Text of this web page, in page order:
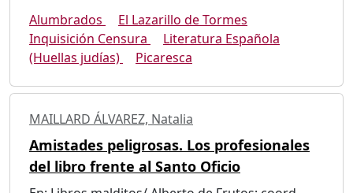
Alumbrados
El Lazarillo de Tormes
Inquisición Censura
Literatura Española
(Huellas judías)
Picaresca
MAILLARD ÁLVAREZ, Natalia
Amistades peligrosas. Los profesionales
del libro frente al Santo Oficio